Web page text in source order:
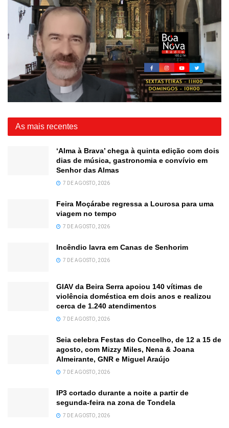
As mais recentes
‘Alma à Brava’ chega à quinta edição com dois
dias de música, gastronomia e convívio em
Senhor das Almas
7 DE AGOSTO, 2026
Feira Moçárabe regressa a Lourosa para uma
viagem no tempo
7 DE AGOSTO, 2026
Incêndio lavra em Canas de Senhorim
7 DE AGOSTO, 2026
GIAV da Beira Serra apoiou 140 vítimas de
violência doméstica em dois anos e realizou
cerca de 1.240 atendimentos
7 DE AGOSTO, 2026
Seia celebra Festas do Concelho, de 12 a 15 de
agosto, com Mizzy Miles, Nena & Joana
Almeirante, GNR e Miguel Araújo
7 DE AGOSTO, 2026
IP3 cortado durante a noite a partir de
segunda-feira na zona de Tondela
7 DE AGOSTO, 2026